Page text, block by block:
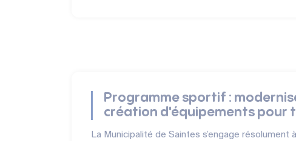
Programme sportif :
création d'équipements pour
La Municipalité de Saintes s’engage résolument